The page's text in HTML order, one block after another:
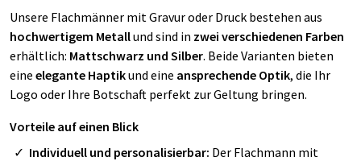
Unsere Flachmänner mit Gravur oder Druck bestehen aus
hochwertigem Metallund sind in zwei verschiedenen Farben
erhältlich: Mattschwarz und Silber. Beide Varianten bieten
eine elegante Haptikund eine ansprechende Optik, die Ihr
Logo oder Ihre Botschaft perfekt zur Geltung bringen.
Vorteile auf einen Blick
Individuell und personalisierbar: Der Flachmann mit